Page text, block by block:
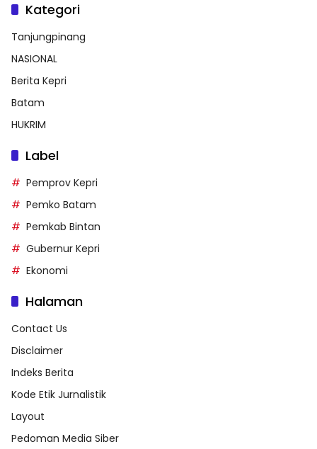
Kategori
Tanjungpinang
NASIONAL
Berita Kepri
Batam
HUKRIM
Label
Pemprov Kepri
Pemko Batam
Pemkab Bintan
Gubernur Kepri
Ekonomi
Halaman
Contact Us
Disclaimer
Indeks Berita
Kode Etik Jurnalistik
Layout
Pedoman Media Siber